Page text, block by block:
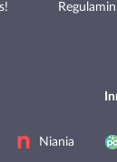
Regulamin
Niania